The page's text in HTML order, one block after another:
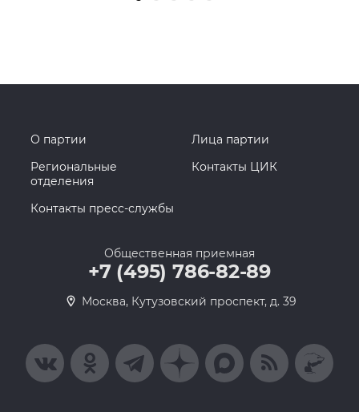
О партии
Лица партии
Региональные
отделения
Контакты ЦИК
Контакты пресс-службы
Общественная приемная
+7 (495) 786-82-89
Москва, Кутузовский проспект, д. 39